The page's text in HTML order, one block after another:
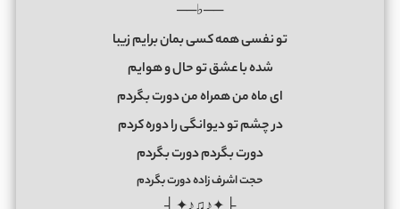
──♭──
تو نفسی همه كسی بمان برايم زيبا
شده با عشق تو حال و هوايم
ای ماه من همراه من دورت بگردم
در چشم تو ديوانگی را دوره كردم
دورت بگردم دورت بگردم
حجت اشرف زاده دورت بگردم